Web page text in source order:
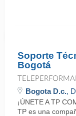
Soporte
Bogotá
Bogota D.c.,
¡ÚNETE A TP
TP es una